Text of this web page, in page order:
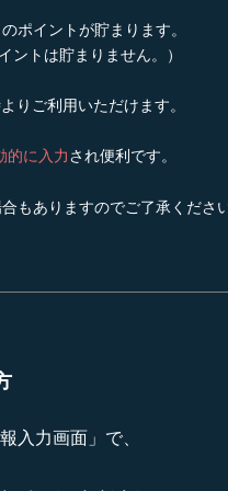
のポイントが貯まります。
ントは貯まりません。）
りご利用いただけます。
的に入力され便利です。
もありますのでご了承くださ
入力画面」で、